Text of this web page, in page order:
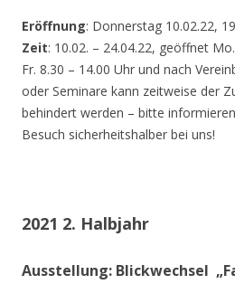
Eröffnung: Donnerstag 10.02.22,
Zeit: 10.02. – 24.04.22, geöffnet
Fr. 8.30 – 14.00 Uhr und nach
oder Seminare kann zeitweise der
behindert werden – bitte
Besuch sicherheitshalber bei uns!
2021 2. Halbjahr
Ausstellung: Blickwechsel